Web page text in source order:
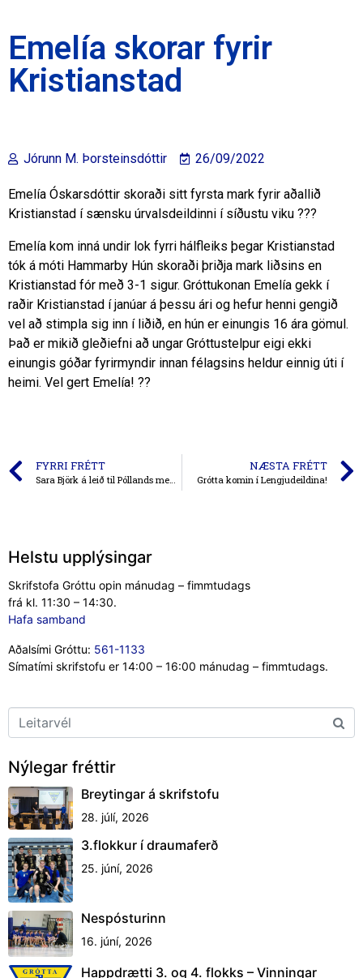
Emelía skorar fyrir
Kristianstad
Jórunn M. Þorsteinsdóttir 26/09/2022
Emelía Óskarsdóttir skoraði sitt fyrsta mark fyrir aðallið
Kristianstad í sænsku úrvalsdeildinni í síðustu viku ???
Emelía kom inná undir lok fyrri hálfleiks þegar Kristianstad
tók á móti Hammarby Hún skoraði þriðja mark liðsins en
Kristianstad fór með 3-1 sigur. Gróttukonan Emelía gekk í
raðir Kristianstad í janúar á þessu ári og hefur henni gengið
vel að stimpla sig inn í liðið, en hún er einungis 16 ára gömul.
Það er mikið gleðiefni að ungar Gróttustelpur eigi ekki
einungis góðar fyrirmyndir innan félagsins heldur einnig úti í
heimi. Vel gert Emelía! ??
FYRRI FRÉTT
Sara Björk á leið til Póllands með U15 ára landsliðinu!
NÆSTA FRÉTT
Grótta komin í Lengjudeildina!
Helstu upplýsingar
Skrifstofa Gróttu opin mánudag – fimmtudags
frá kl. 11:30 – 14:30.
Hafa samband
Aðalsími Gróttu: 561-1133
Símatími skrifstofu er 14:00 – 16:00 mánudag – fimmtudags.
Nýlegar fréttir
Breytingar á skrifstofu
28. júlí, 2026
3.flokkur í draumaferð
25. júní, 2026
Nespósturinn
16. júní, 2026
Happdrætti 3. og 4. flokks – Vinningar